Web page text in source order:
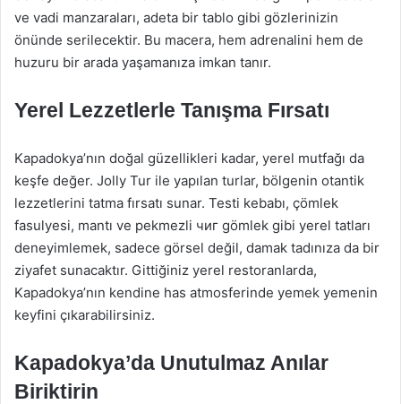
ve vadi manzaraları, adeta bir tablo gibi gözlerinizin
önünde serilecektir. Bu macera, hem adrenalini hem de
huzuru bir arada yaşamanıza imkan tanır.
Yerel Lezzetlerle Tanışma Fırsatı
Kapadokya’nın doğal güzellikleri kadar, yerel mutfağı da
keşfe değer. Jolly Tur ile yapılan turlar, bölgenin otantik
lezzetlerini tatma fırsatı sunar. Testi kebabı, çömlek
fasulyesi, mantı ve pekmezli чиг gömlek gibi yerel tatları
deneyimlemek, sadece görsel değil, damak tadınıza da bir
ziyafet sunacaktır. Gittiğiniz yerel restoranlarda,
Kapadokya’nın kendine has atmosferinde yemek yemenin
keyfini çıkarabilirsiniz.
Kapadokya’da Unutulmaz Anılar
Biriktirin